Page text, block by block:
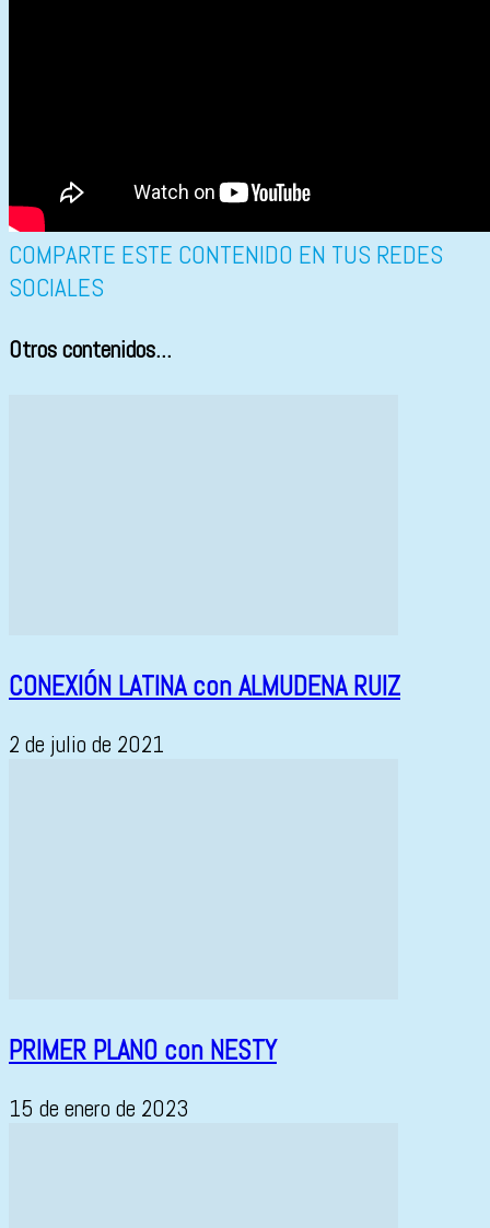
COMPARTE ESTE CONTENIDO EN TUS REDES
SOCIALES
Otros contenidos...
CONEXIÓN LATINA con ALMUDENA RUIZ
2 de julio de 2021
PRIMER PLANO con NESTY
15 de enero de 2023